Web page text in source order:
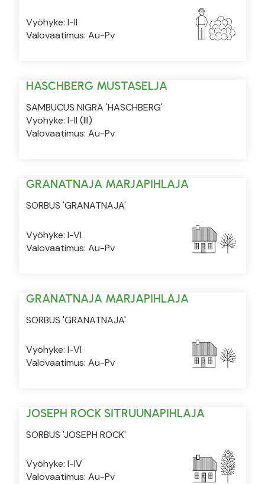
Vyöhyke: I-II
Valovaatimus: Au-Pv
HASCHBERG MUSTASELJA
SAMBUCUS NIGRA 'HASCHBERG'
Vyöhyke: I-II (III)
Valovaatimus: Au-Pv
GRANATNAJA MARJAPIHLAJA
SORBUS 'GRANATNAJA'
Vyöhyke: I-VI
Valovaatimus: Au-Pv
GRANATNAJA MARJAPIHLAJA
SORBUS 'GRANATNAJA'
Vyöhyke: I-VI
Valovaatimus: Au-Pv
JOSEPH ROCK SITRUUNAPIHLAJA
SORBUS 'JOSEPH ROCK'
Vyöhyke: I-IV
Valovaatimus: Au-Pv